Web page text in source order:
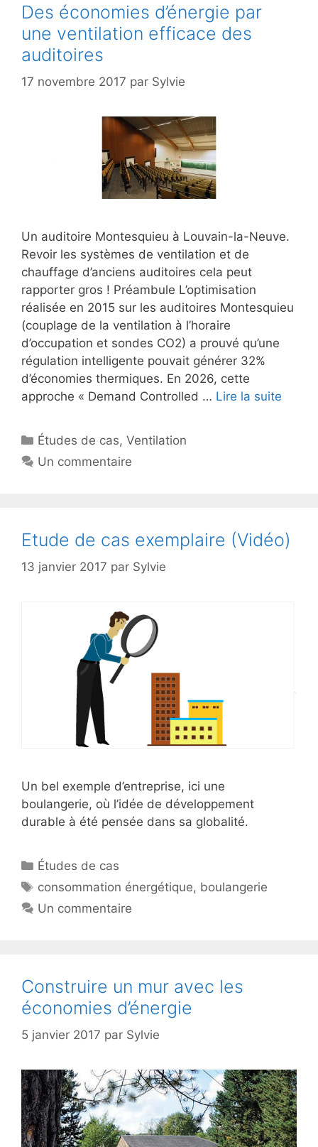
Des économies d’énergie par
une ventilation efficace des
auditoires
17 novembre 2017 par Sylvie
Un auditoire Montesquieu à Louvain-la-Neuve.
Revoir les systèmes de ventilation et de
chauffage d’anciens auditoires cela peut
rapporter gros ! Préambule L’optimisation
réalisée en 2015 sur les auditoires Montesquieu
(couplage de la ventilation à l’horaire
d’occupation et sondes CO2) a prouvé qu’une
régulation intelligente pouvait générer 32%
d’économies thermiques. En 2026, cette
approche « Demand Controlled … Lire la suite
Catégories
Études de cas,Ventilation
Un commentaire
Etude de cas exemplaire (Vidéo)
13 janvier 2017 par Sylvie
Un bel exemple d’entreprise, ici une
boulangerie, où l’idée de développement
durable à été pensée dans sa globalité.
Catégories
Études de cas
Étiquettes
consommation énergétique, boulangerie
Un commentaire
Construire un mur avec les
économies d’énergie
5 janvier 2017 par Sylvie